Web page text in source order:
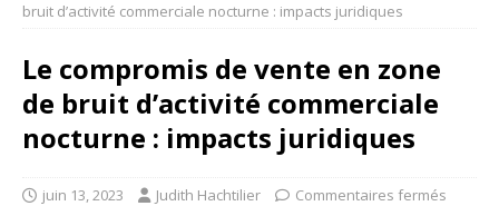
bruit d’activité commerciale nocturne : impacts juridiques
Le compromis de vente en zone
de bruit d’activité commerciale
nocturne : impacts juridiques
juin 13, 2023 Judith Hachtilier Commentaires fermés